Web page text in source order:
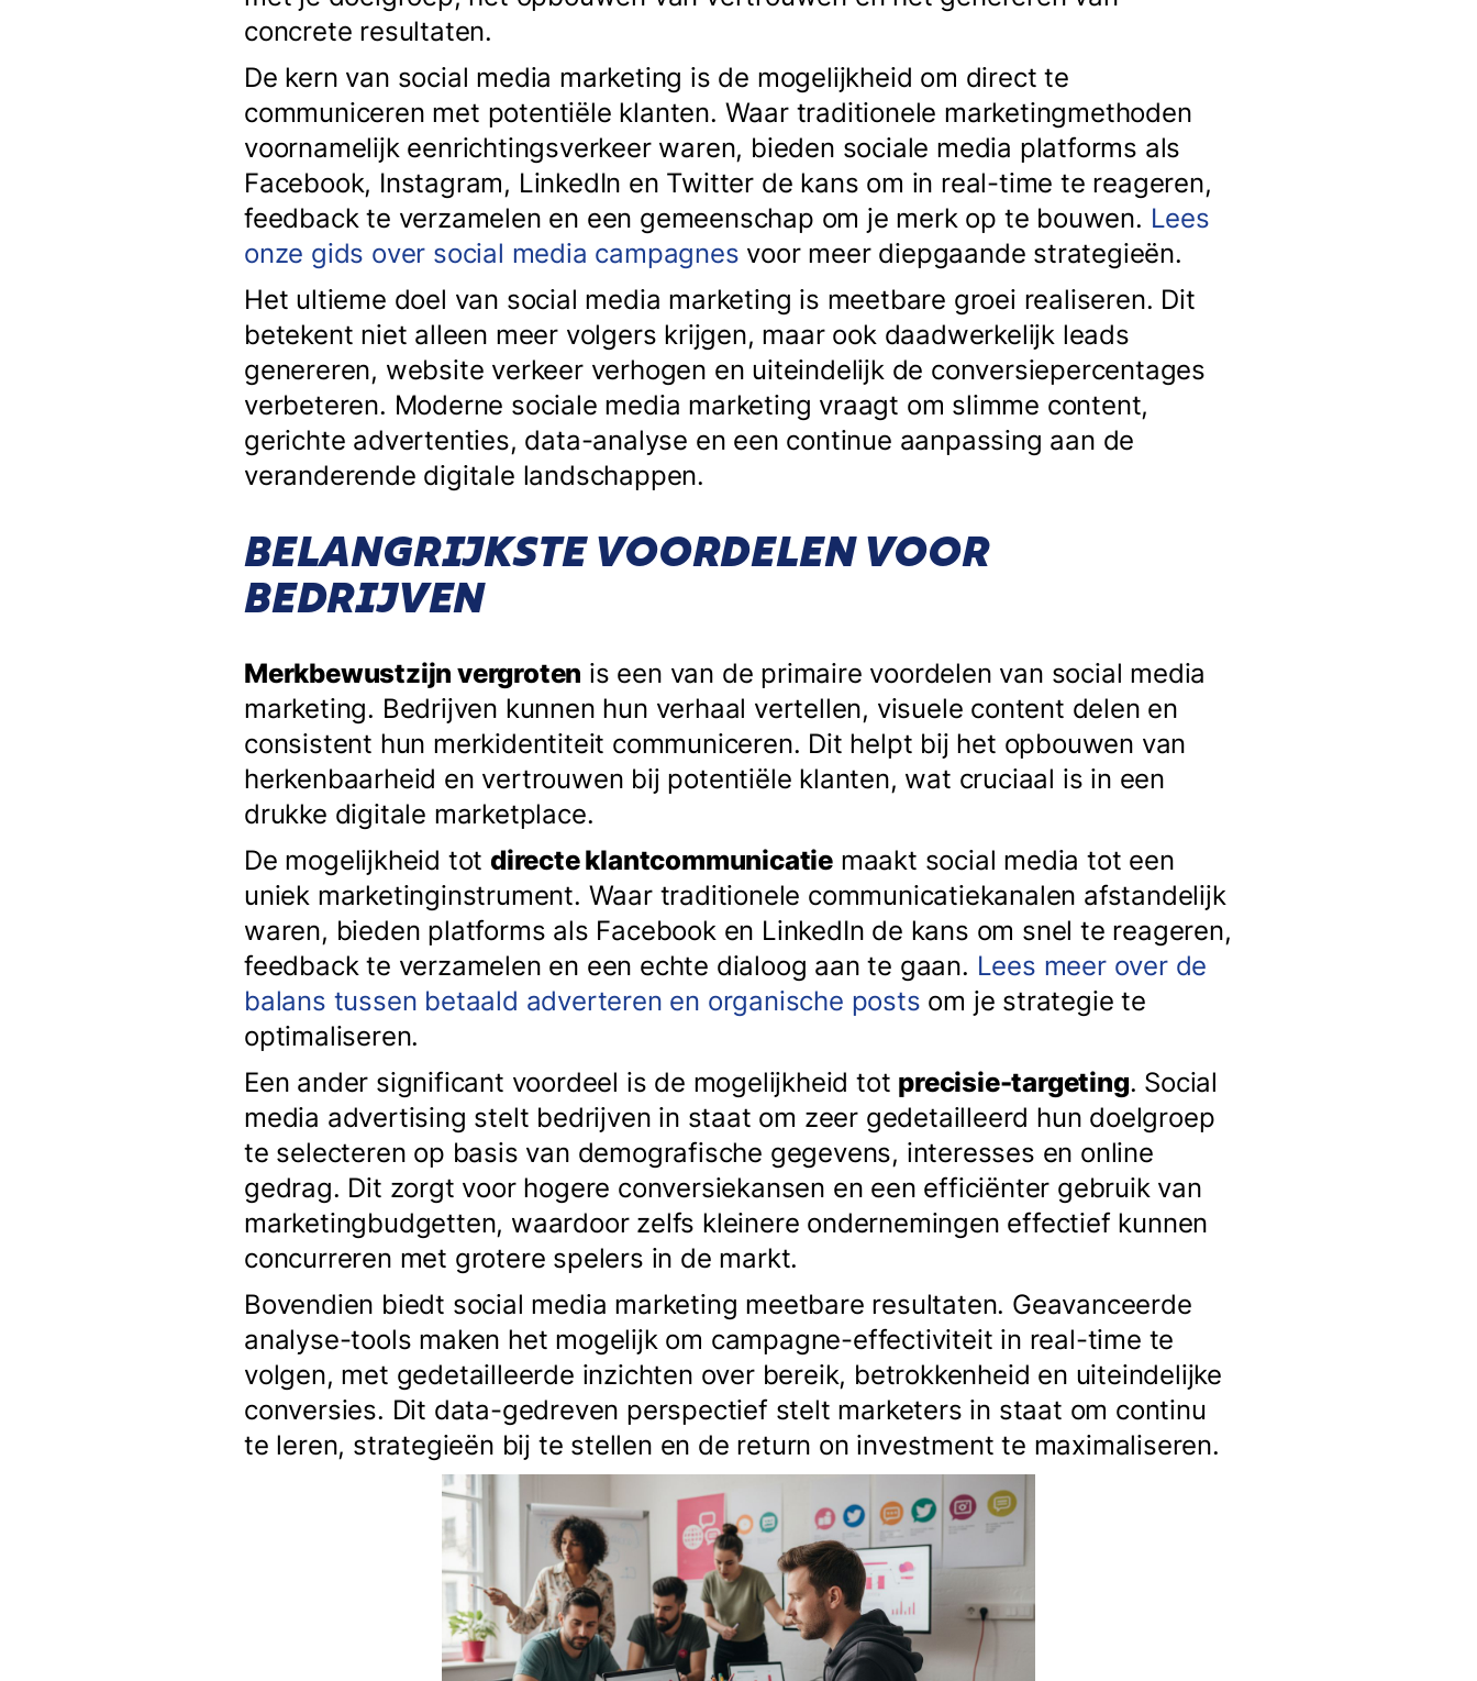
concrete resultaten.
De kern van social media marketing is de mogelijkheid om direct te
communiceren met potentiële klanten. Waar traditionele marketingmethoden
voornamelijk eenrichtingsverkeer waren, bieden sociale media platforms als
Facebook, Instagram, LinkedIn en Twitter de kans om in real-time te reageren,
feedback te verzamelen en een gemeenschap om je merk op te bouwen. Lees
onze gids over social media campagnes voor meer diepgaande strategieën.
Het ultieme doel van social media marketing is meetbare groei realiseren. Dit
betekent niet alleen meer volgers krijgen, maar ook daadwerkelijk leads
genereren, website verkeer verhogen en uiteindelijk de conversiepercentages
verbeteren. Moderne sociale media marketing vraagt om slimme content,
gerichte advertenties, data-analyse en een continue aanpassing aan de
veranderende digitale landschappen.
BELANGRIJKSTE VOORDELEN VOOR
BEDRIJVEN
Merkbewustzijn vergroten is een van de primaire voordelen van social media
marketing. Bedrijven kunnen hun verhaal vertellen, visuele content delen en
consistent hun merkidentiteit communiceren. Dit helpt bij het opbouwen van
herkenbaarheid en vertrouwen bij potentiële klanten, wat cruciaal is in een
drukke digitale marketplace.
De mogelijkheid tot directe klantcommunicatie maakt social media tot een
uniek marketinginstrument. Waar traditionele communicatiekanalen afstandelijk
waren, bieden platforms als Facebook en LinkedIn de kans om snel te reageren,
feedback te verzamelen en een echte dialoog aan te gaan. Lees meer over de
balans tussen betaald adverteren en organische posts om je strategie te
optimaliseren.
Een ander significant voordeel is de mogelijkheid tot precisie-targeting. Social
media advertising stelt bedrijven in staat om zeer gedetailleerd hun doelgroep
te selecteren op basis van demografische gegevens, interesses en online
gedrag. Dit zorgt voor hogere conversiekansen en een efficiënter gebruik van
marketingbudgetten, waardoor zelfs kleinere ondernemingen effectief kunnen
concurreren met grotere spelers in de markt.
Bovendien biedt social media marketing meetbare resultaten. Geavanceerde
analyse-tools maken het mogelijk om campagne-effectiviteit in real-time te
volgen, met gedetailleerde inzichten over bereik, betrokkenheid en uiteindelijke
conversies. Dit data-gedreven perspectief stelt marketers in staat om continu
te leren, strategieën bij te stellen en de return on investment te maximaliseren.